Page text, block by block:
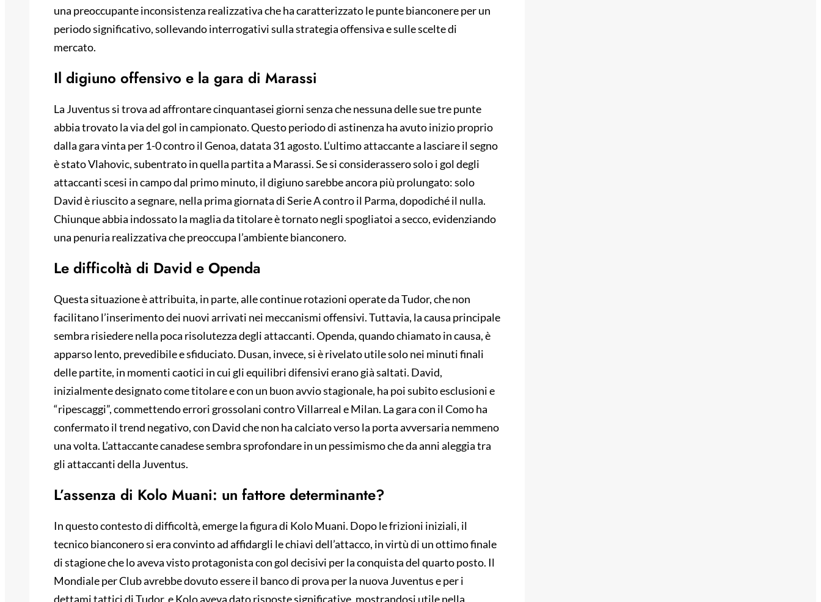
una preoccupante inconsistenza realizzativa che ha caratterizzato le punte bianconere per un
periodo significativo, sollevando interrogativi sulla strategia offensiva e sulle scelte di
mercato.
Il digiuno offensivo e la gara di Marassi
La Juventus si trova ad affrontare cinquantasei giorni senza che nessuna delle sue tre punte
abbia trovato la via del gol in campionato. Questo periodo di astinenza ha avuto inizio proprio
dalla gara vinta per 1-0 contro il Genoa, datata 31 agosto. L’ultimo attaccante a lasciare il segno
è stato Vlahovic, subentrato in quella partita a Marassi. Se si considerassero solo i gol degli
attaccanti scesi in campo dal primo minuto, il digiuno sarebbe ancora più prolungato: solo
David è riuscito a segnare, nella prima giornata di Serie A contro il Parma, dopodiché il nulla.
Chiunque abbia indossato la maglia da titolare è tornato negli spogliatoi a secco, evidenziando
una penuria realizzativa che preoccupa l’ambiente bianconero.
Le difficoltà di David e Openda
Questa situazione è attribuita, in parte, alle continue rotazioni operate da Tudor, che non
facilitano l’inserimento dei nuovi arrivati nei meccanismi offensivi. Tuttavia, la causa principale
sembra risiedere nella poca risolutezza degli attaccanti. Openda, quando chiamato in causa, è
apparso lento, prevedibile e sfiduciato. Dusan, invece, si è rivelato utile solo nei minuti finali
delle partite, in momenti caotici in cui gli equilibri difensivi erano già saltati. David,
inizialmente designato come titolare e con un buon avvio stagionale, ha poi subito esclusioni e
“ripescaggi”, commettendo errori grossolani contro Villarreal e Milan. La gara con il Como ha
confermato il trend negativo, con David che non ha calciato verso la porta avversaria nemmeno
una volta. L’attaccante canadese sembra sprofondare in un pessimismo che da anni aleggia tra
gli attaccanti della Juventus.
L’assenza di Kolo Muani: un fattore determinante?
In questo contesto di difficoltà, emerge la figura di Kolo Muani. Dopo le frizioni iniziali, il
tecnico bianconero si era convinto ad affidargli le chiavi dell’attacco, in virtù di un ottimo finale
di stagione che lo aveva visto protagonista con gol decisivi per la conquista del quarto posto. Il
Mondiale per Club avrebbe dovuto essere il banco di prova per la nuova Juventus e per i
dettami tattici di Tudor, e Kolo aveva dato risposte significative, mostrandosi utile nella